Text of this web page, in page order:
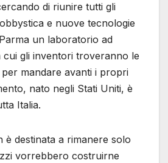
di riunire tutti gli
e nuove tecnologie
un laboratorio ad
cui gli inventori troveranno le
mandare avanti i propri
nato negli Stati Uniti, è
Italia.
destinata a rimanere solo
vorrebbero costruirne